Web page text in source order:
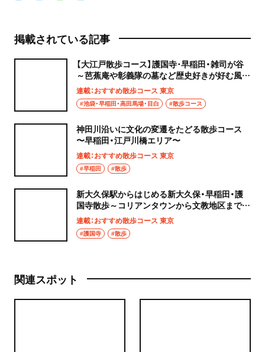
掲載されている記事
【大江戸散歩コース】護国寺･早稲田・雑司が谷
～芭蕉庵や彰義隊の墓など歴史好きが好む風雅
な道～
連載：おすすめ散歩コース 東京
#池袋・早稲田・高田馬場・目白 #散歩コース
神田川沿いに文化の変遷をたどる散歩コース
〜早稲田・江戸川橋エリア〜
連載：おすすめ散歩コース 東京
#早稲田 #散歩
新大久保駅からはじめる新大久保・早稲田・護
国寺散歩～コリアンタウンから文教地区まで街
の表情も多彩なコース
連載：おすすめ散歩コース 東京
#護国寺 #散歩
関連スポット